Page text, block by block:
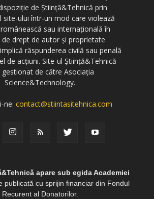
de Știință&Tehnică prin
site-ului într-un mod care violează
sau internațională în
drept de autor și proprietate
răspunderea civilă sau penală
de acțiuni. Site-ul Știință&Tehnică
gestionat de către Asociația
Science&Technology.
ne:contact@stiintasitehnica.com
apare sub egida Academiei
publicată cu sprijin financiar din Fondul
Recurent al Donatorilor.